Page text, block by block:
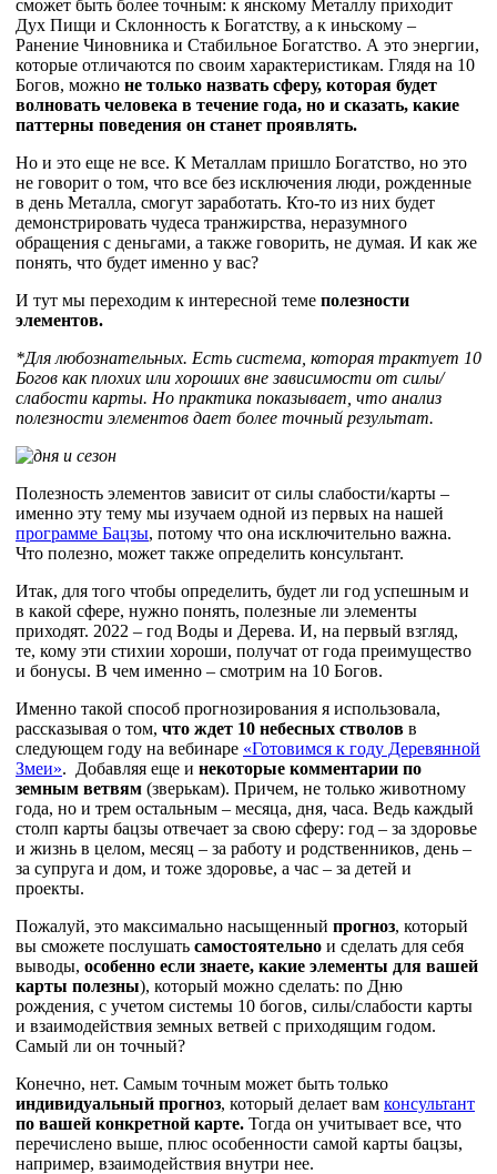
сможет быть более точным: к янскому Металлу приходит
Дух Пищи и Склонность к Богатству, а к иньскому –
Ранение Чиновника и Стабильное Богатство. А это энергии,
которые отличаются по своим характеристикам. Глядя на 10
Богов, можно не только назвать сферу, которая будет
волновать человека в течение года, но и сказать, какие
паттерны поведения он станет проявлять.
Но и это еще не все. К Металлам пришло Богатство, но это
не говорит о том, что все без исключения люди, рожденные
в день Металла, смогут заработать. Кто-то из них будет
демонстрировать чудеса транжирства, неразумного
обращения с деньгами, а также говорить, не думая. И как же
понять, что будет именно у вас?
И тут мы переходим к интересной теме полезности
элементов.
*Для любознательных. Есть система, которая трактует 10
Богов как плохих или хороших вне зависимости от силы/
слабости карты. Но практика показывает, что анализ
полезности элементов дает более точный результат.
Полезность элементов зависит от силы слабости/карты –
именно эту тему мы изучаем одной из первых на нашей
программе Бацзы, потому что она исключительно важна.
Что полезно, может также определить консультант.
Итак, для того чтобы определить, будет ли год успешным и
в какой сфере, нужно понять, полезные ли элементы
приходят. 2022 – год Воды и Дерева. И, на первый взгляд,
те, кому эти стихии хороши, получат от года преимущество
и бонусы. В чем именно – смотрим на 10 Богов.
Именно такой способ прогнозирования я использовала,
рассказывая о том, что ждет 10 небесных стволов в
следующем году на вебинаре «Готовимся к году Деревянной
Змеи». Добавляя еще и некоторые комментарии по
земным ветвям (зверькам). Причем, не только животному
года, но и трем остальным – месяца, дня, часа. Ведь каждый
столп карты бацзы отвечает за свою сферу: год – за здоровье
и жизнь в целом, месяц – за работу и родственников, день –
за супруга и дом, и тоже здоровье, а час – за детей и
проекты.
Пожалуй, это максимально насыщенный прогноз, который
вы сможете послушать самостоятельно и сделать для себя
выводы, особенно если знаете, какие элементы для вашей
карты полезны), который можно сделать: по Дню
рождения, с учетом системы 10 богов, силы/слабости карты
и взаимодействия земных ветвей с приходящим годом.
Самый ли он точный?
Конечно, нет. Самым точным может быть только
индивидуальный прогноз, который делает вам консультант
по вашей конкретной карте. Тогда он учитывает все, что
перечислено выше, плюс особенности самой карты бацзы,
например, взаимодействия внутри нее.